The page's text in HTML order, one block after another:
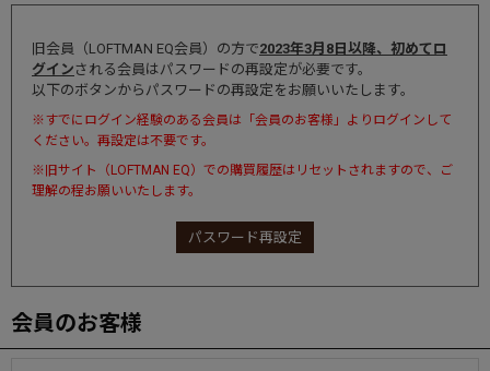
旧会員（LOFTMAN EQ会員）の方で2023年3月8日以降、初めてロ
グインされる会員はパスワードの再設定が必要です。
以下のボタンからパスワードの再設定をお願いいたします。
※すでにログイン経験のある会員は「会員のお客様」よりログインして
ください。再設定は不要です。
※旧サイト（LOFTMAN EQ）での購買履歴はリセットされますので、ご
理解の程お願いいたします。
パスワード再設定
会員のお客様